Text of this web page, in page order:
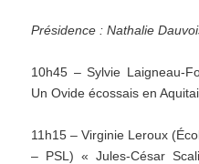
Présidence : Nathalie
10h45 – Sylvie Laigneau-
Un Ovide écossais en
11h15 – Virginie Leroux
– PSL) « Jules-César